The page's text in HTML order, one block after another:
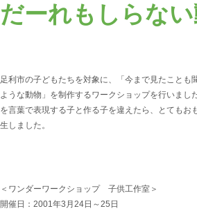
だーれもしらない
足利市の子どもたちを対象に、「今まで見たことも
ような動物」を制作するワークショップを行いまし
を言葉で表現する子と作る子を違えたら、とてもお
生しました。
＜ワンダーワークショップ 子供工作室 ​＞
開催日：2001年3月24日～25日